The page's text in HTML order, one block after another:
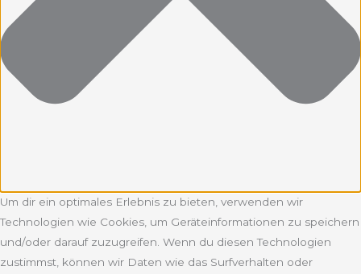
Um dir ein optimales Erlebnis zu bieten, verwenden wir
Technologien wie Cookies, um Geräteinformationen zu speichern
und/oder darauf zuzugreifen. Wenn du diesen Technologien
zustimmst, können wir Daten wie das Surfverhalten oder